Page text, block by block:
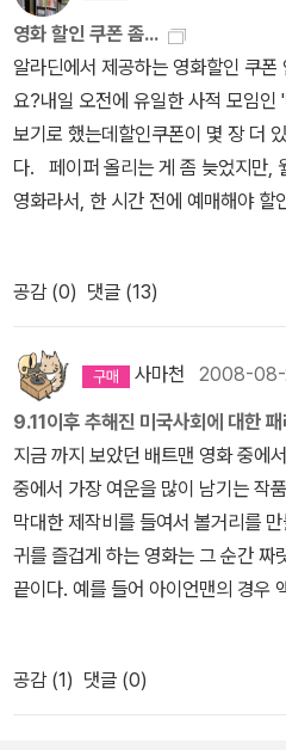
가라고 하기엔 너무 다른 느낌. 하일권의 만화 진격의 거인 1~18
권까지 흑집사 18권 - 아직 완결되
물한 책들- 선물용으로 구입한 책
요. 1권 선물로 드리고 다시 3권까지 출간되서 3
권 모두 구입해서 읽은후 다
선물받
등이가 내 주변에 있을 것만 같아서
자의 인터뷰를 보니, 연가시는 1급수
강에서는 못 산다고, 그리고 저렇게
뚜라미 같은 종류로만 한 100년 내
영화같은 일은 벌어지지 않는다
43. 나는 공무원이다 그러니까 이
문에 오후 출근 시간까지 붕 떠버려
에 가서 급히 보고 온 영화다. 윤제
음악 영화라 하니까 역시 기대가 좀
크게 와닿지 않았다. 전반적으로 많
이름을 바꾼 이 배우는 긴 머리보다
더 예뻐보인다. ★★☆ 44. 내 슬픈
름값으로 역시 기대치가 조금 있었
봤다. 나는 공무원이다를 점심 때 보
남아서 보게 되었는데, 하루에 두편
그래서 이 할아버지가 왜 사랑에 빠
고...;;;; 이 여자의 어디가 대체 열네
은 '꿈을 빌려드립니다'가 고작이고,
고독이 있고, 그리고 현재 사고 싶어
영화 할인 쿠폰 좀...
알라딘에서 제공하는 영화할인 쿠
요?내일 오전에 유일한 사적 모임인
보기로 했는데할인쿠폰이 몇 장 더
다. 페이퍼 올리는 게 좀 늦었지만,
영화라서, 한 시간 전에 예매해야 할
공감 (0) 댓글 (13)
사마천 2008-08-
9.11이후 추해진 미국사회에 대한
지금 까지 보았던 배트맨 영화 중에
중에서 가장 여운을 많이 남기는 작
막대한 제작비를 들여서 볼거리를
귀를 즐겁게 하는 영화는 그 순간 짜
끝이다. 예를 들어 아이언맨의 경우
극하는 영화는 여운이 길게 남는다.
령 선과 악에 대한 고민 등을 다루면
이번 배트맨은 분명 액션과 볼거리
공감 (1) 댓글 (0)